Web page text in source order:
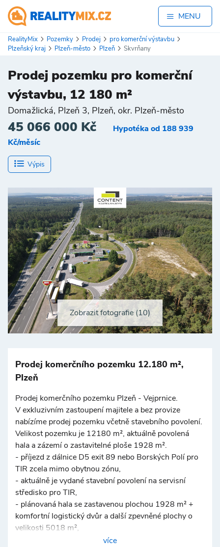
MENU
RealityMix Pozemky Prodej
pro komerční výstavbu
Plzeňský kraj
Plzeň-město Plzeň Skvrňany
Prodej pozemku pro komerční
výstavbu, 12 180 m²
Domažlická, Plzeň 3, Plzeň, okr. Plzeň-město
45 066 000 Kč
Hypotéka od 188 939
Kč/měsíc
Výpis
−
OpenStreetMap
Zobrazit fotografie (10)
Prodej komerčního pozemku 12.180 m²,
Plzeň
Prodej komerčního pozemku Plzeň - Vejprnice.
V exkluzivním zastoupení majitele a bez provize
nabízíme prodej pozemku včetně stavebního povolení.
Velikost pozemku je 12180 m², aktuálně povolená
hala a zázemí o zastavitelné ploše 1928 m².
- příjezd z dálnice D5 exit 89 nebo Borských Polí pro
TIR zcela mimo obytnou zónu,
- aktuálně je vydané stavební povolení na servisní
středisko pro TIR,
- plánovaná hala se zastavenou plochou 1928 m² +
komfortní logistický dvůr a další zpevněné plochy o
velikosti 5018 m²,
- maximální povolena výška atiky 12 metrů,
více